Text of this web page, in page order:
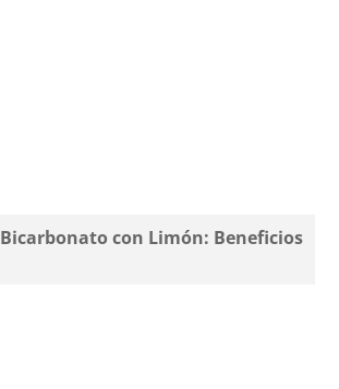
Bicarbonato con Limón: Beneficios